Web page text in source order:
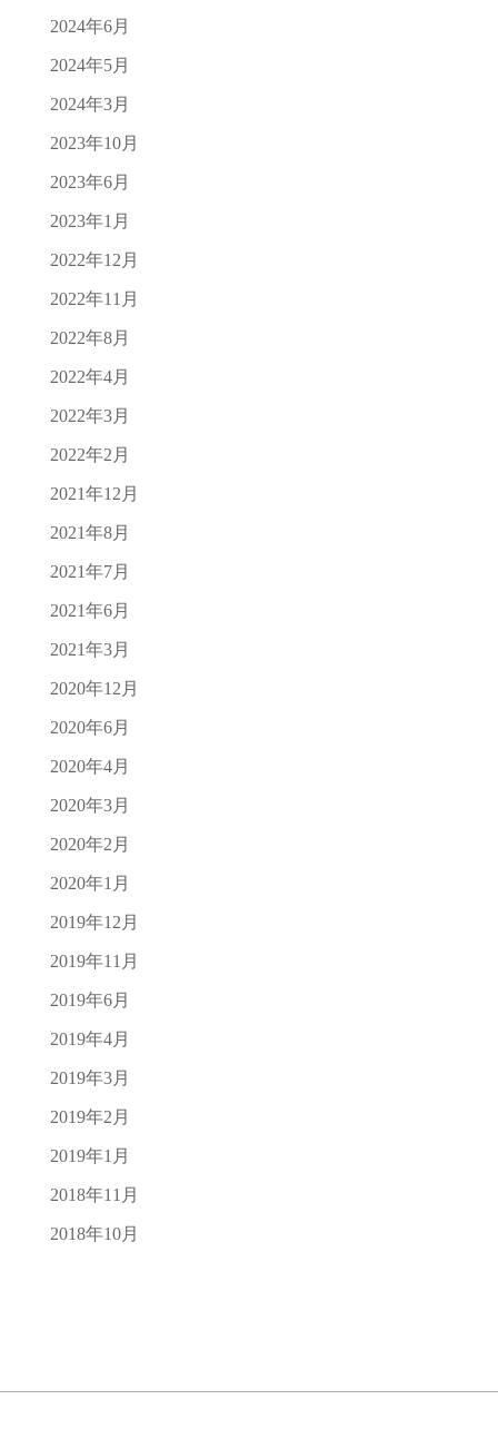
2024年6月
2024年5月
2024年3月
2023年10月
2023年6月
2023年1月
2022年12月
2022年11月
2022年8月
2022年4月
2022年3月
2022年2月
2021年12月
2021年8月
2021年7月
2021年6月
2021年3月
2020年12月
2020年6月
2020年4月
2020年3月
2020年2月
2020年1月
2019年12月
2019年11月
2019年6月
2019年4月
2019年3月
2019年2月
2019年1月
2018年11月
2018年10月